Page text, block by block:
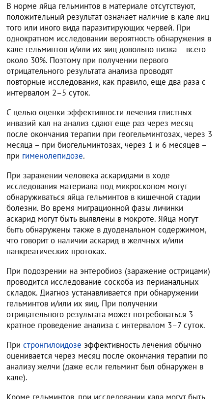
В норме яйца гельминтов в материале отсутствуют,
положительный результат означает наличие в кале яиц
того или иного вида паразитирующих червей. При
однократном исследовании вероятность обнаружения в
кале гельминтов и/или их яиц довольно низка – всего
около 30%. Поэтому при получении первого
отрицательного результата анализа проводят
повторные исследования, как правило, еще два раза с
интервалом 2–5 суток.
С целью оценки эффективности лечения глистных
инвазий кал на анализ сдают еще раз через месяц
после окончания терапии при геогельминтозах, через 3
месяца – при биогельминтозах, через 1 и 6 месяцев –
при гименолепидозе.
При заражении человека аскаридами в ходе
исследования материала под микроскопом могут
обнаруживаться яйца гельминтов в кишечной стадии
болезни. Во время миграционной фазы личинки
аскарид могут быть выявлены в мокроте. Яйца могут
быть обнаружены также в дуоденальном содержимом,
что говорит о наличии аскарид в желчных и/или
панкреатических протоках.
При подозрении на энтеробиоз (заражение острицами)
проводится исследование соскоба из перианальных
складок. Диагноз устанавливается при обнаружении
гельминтов и/или их яиц. При получении
отрицательного результата может потребоваться 3-
кратное проведение анализа с интервалом 3–7 суток.
Пристронгилоидозе эффективность лечения обычно
оценивается через месяц после окончания терапии по
анализу желчи (даже если гельминт был обнаружен в
кале).